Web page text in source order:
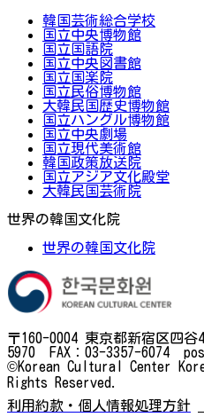
韓国芸術総合学校
国立中央博物館
国立国語院
国立中央図書館
国立国楽院
国立民俗博物館
大韓民国歴史博物館
国立ハングル博物館
国立中央劇場
国立現代美術館
韓国政策放送院
国立アジア文化殿堂
大韓民国芸術院
世界の韓国文化院
世界の韓国文化院
〒160-0004 東京都新宿区四
5970 FAX：03-3357-6074
©Korean Cultural Center
Rights Reserved.
利用約款・個人情報処理方針